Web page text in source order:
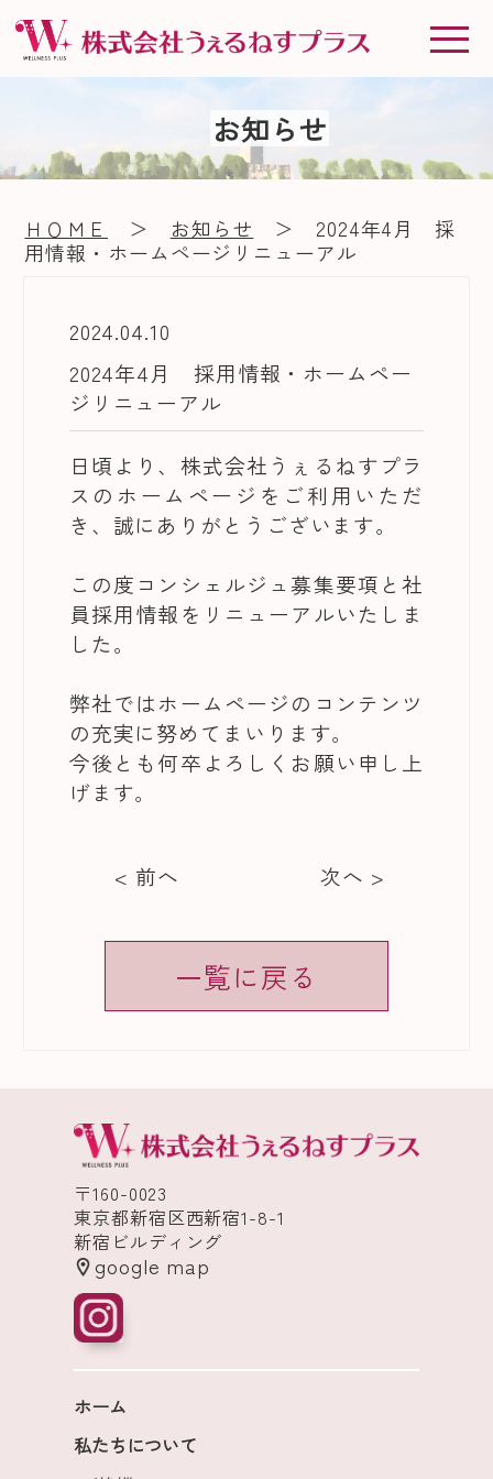
お知らせ
ＨＯＭＥ ＞ お知らせ ＞ 2024年4月 採
用情報・ホームページリニューアル
2024.04.10
2024年4月 採用情報・ホームペー
ジリニューアル
日頃より、株式会社うぇるねすプラ
スのホームページをご利用いただ
き、誠にありがとうございます。
この度コンシェルジュ募集要項と社
員採用情報をリニューアルいたしま
した。
弊社ではホームページのコンテンツ
の充実に努めてまいります。
今後とも何卒よろしくお願い申し上
げます。
< 前へ 次へ >
一覧に戻る
〒160-0023
東京都新宿区西新宿1-8-1
新宿ビルディング
google map
ホーム
私たちについて